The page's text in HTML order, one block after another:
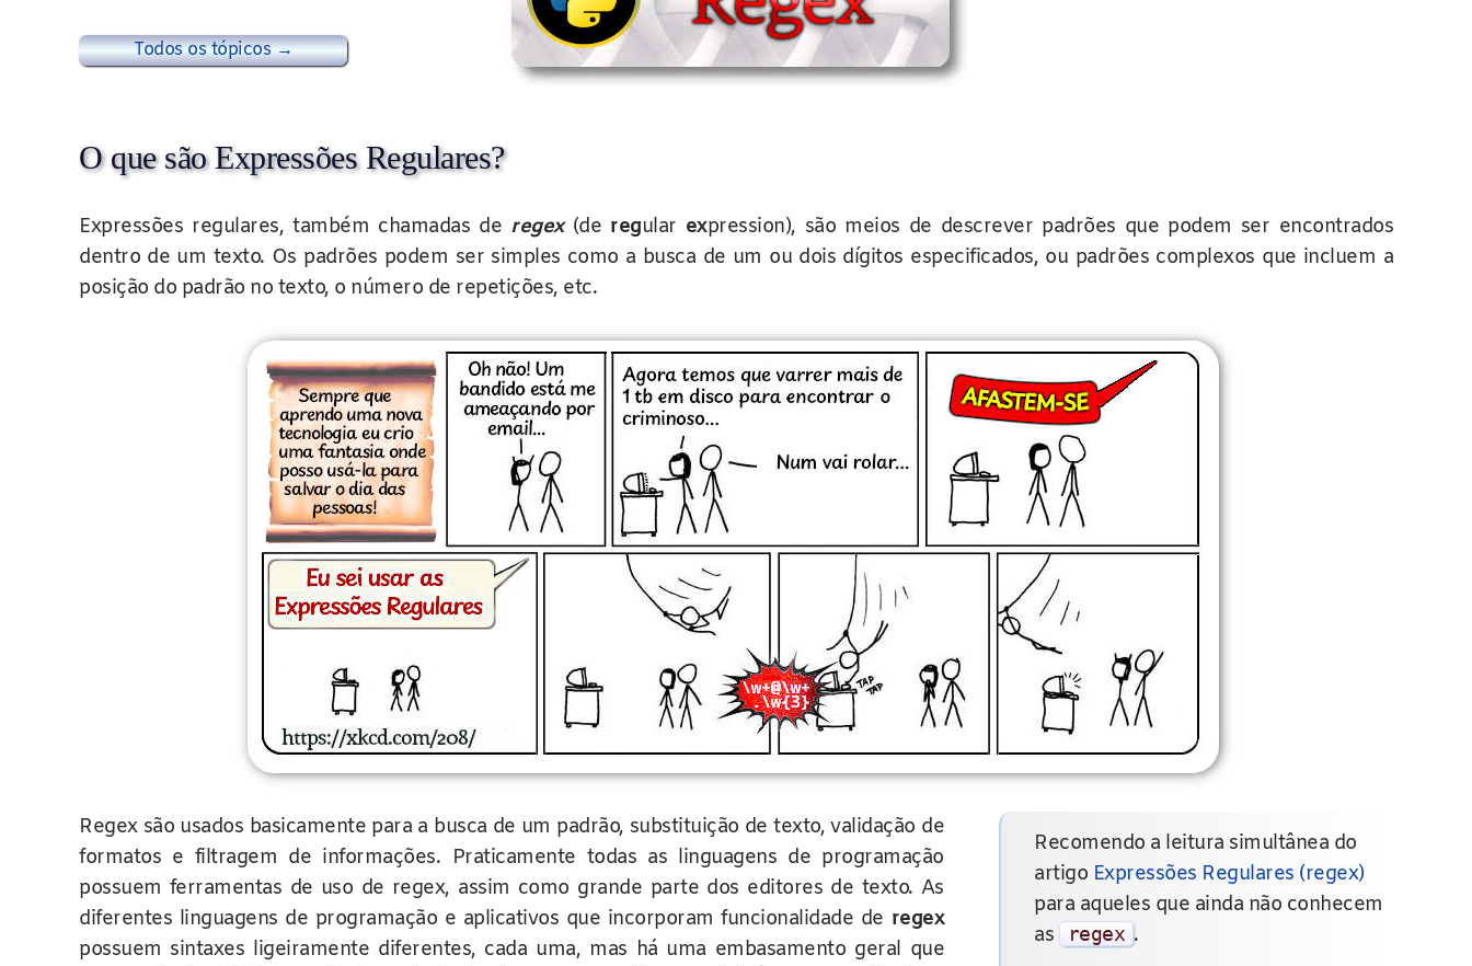
Todos os tópicos →
O que são Expressões Regulares?
Expressões regulares, também chamadas de regex(de regular expression), são meios de descrever padrões que podem ser encontrados
dentro de um texto. Os padrões podem ser simples como a busca de um ou dois dígitos especificados, ou padrões complexos que incluem a
posição do padrão no texto, o número de repetições, etc.
Recomendo a leitura simultânea do
artigo Expressões Regulares (regex)
para aqueles que ainda não conhecem
as
regex .
Regex são usados basicamente para a busca de um padrão, substituição de texto, validação de
formatos e filtragem de informações. Praticamente todas as linguagens de programação
possuem ferramentas de uso de regex, assim como grande parte dos editores de texto. As
diferentes linguagens de programação e aplicativos que incorporam funcionalidade de regex
possuem sintaxes ligeiramente diferentes, cada uma, mas há uma embasamento geral que